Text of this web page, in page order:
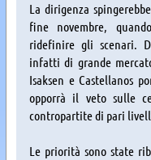
La dirigenza
fine novembre,
ridefinire gli scenari.
infatti di grande
Isaksen e Castellanos
opporrà il veto sulle
contropartite di pari
Le priorità sono state